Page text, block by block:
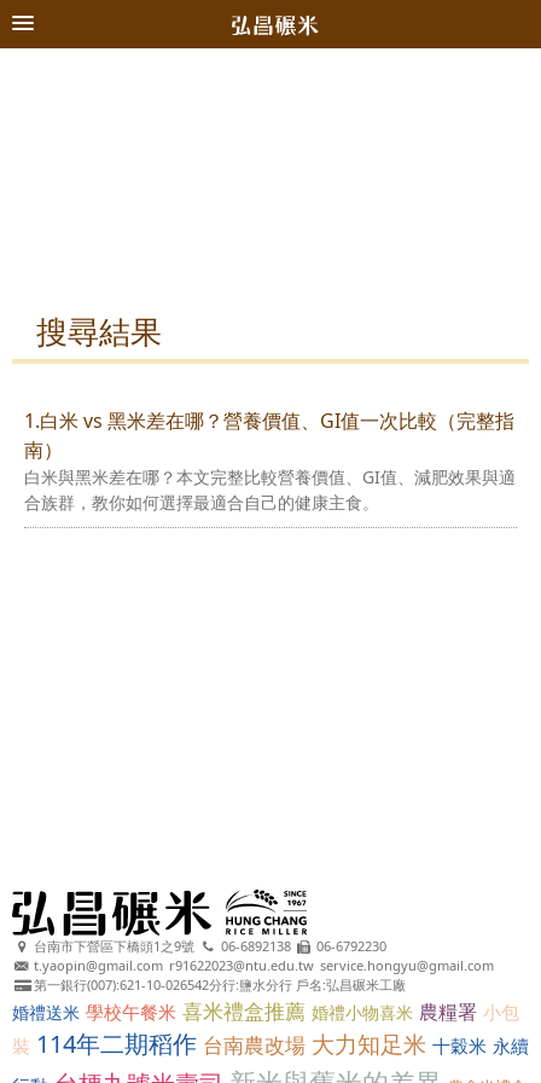
搜尋結果
1.白米 vs 黑米差在哪？營養價值、GI值一次比較（完整指
南）
白米與黑米差在哪？本文完整比較營養價值、GI值、減肥效果與適
合族群，教你如何選擇最適合自己的健康主食。
台南市下營區下橋頭1之9號 06-6892138
06-6792230
t.yaopin@gmail.com r91622023@ntu.edu.tw service.hongyu@gmail.com
第一銀行(007):621-10-026542分行:鹽水分行 戶名:弘昌碾米工廠
婚禮送米 學校午餐米 喜米禮盒推薦 婚禮小物喜米 農糧署 小包
裝 114年二期稻作 台南農改場 大力知足米 十穀米 永續